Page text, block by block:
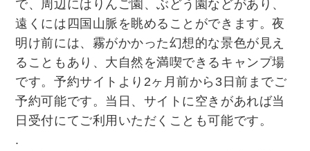
で、周辺にはりんご園、ぶどう園などがあり、
遠くには四国山脈を眺めることができます。夜
明け前には、霧がかかった幻想的な景色が見え
ることもあり、大自然を満喫できるキャンプ場
です。予約サイトより2ヶ月前から3日前までご
予約可能です。当日、サイトに空きがあれば当
日受付にてご利用いただくことも可能です。
.